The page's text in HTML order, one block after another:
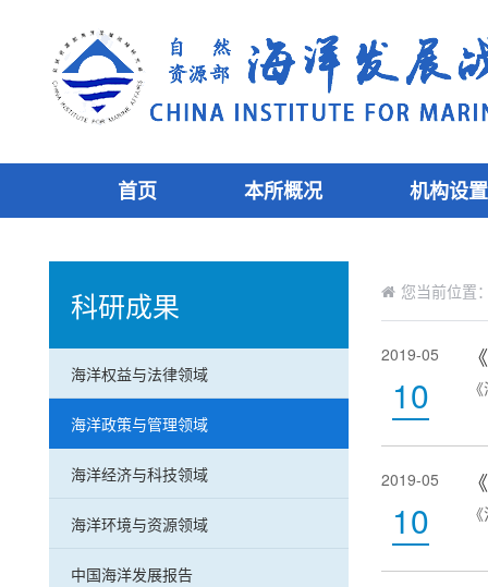
首页 本所概况 机构设置
科研成果
海洋权益与法律领域
海洋政策与管理领域
海洋经济与科技领域
海洋环境与资源领域
中国海洋发展报告
您当前位置
2019-05
10
2019-05
10